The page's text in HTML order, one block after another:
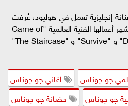
إنجليزية تعمل في هوليود، عُرفت
بموهبتها في التمثيل، من أشهر أعمالها الفنية العالمية "Game of
Thrones" و "Do Revenge" و "Survive" و "The Staircase"
جو جوناس
اغاني جو جوناس
جو جوناس
حضانة جو جوناس